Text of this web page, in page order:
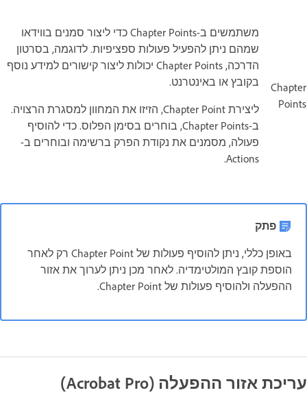
Chapter
Points
משתמשים ב-Chapter Points כדי ליצור סמנים בווידאו
שמהם ניתן להפעיל פעולות ספציפיות. לדוגמה, בסרטון
הדרכה, Chapter Points יכולות ליצור קישורים למידע נוסף
בקובץ או באינטרנט.
ליצירת Chapter Point, הזיזו את המחוון למסגרת הרצויה.
ב-Chapter Points, בוחרים בסימן הפלוס. כדי להוסיף
פעולה, מסמנים את נקודת הפרק ברשימה ובוחרים ב-
Actions.
פתק
באופן כללי, ניתן להוסיף פעולות של Chapter Point רק לאחר
הוספת קובץ המולטימדיה. לאחר מכן ניתן לערוך את אזור
ההפעלה ולהוסיף פעולות של Chapter Point.
עריכת אזור ההפעלה (Acrobat Pro)